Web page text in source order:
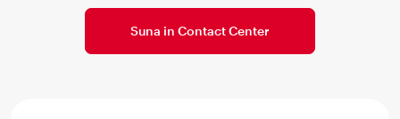
Suna in Contact Center